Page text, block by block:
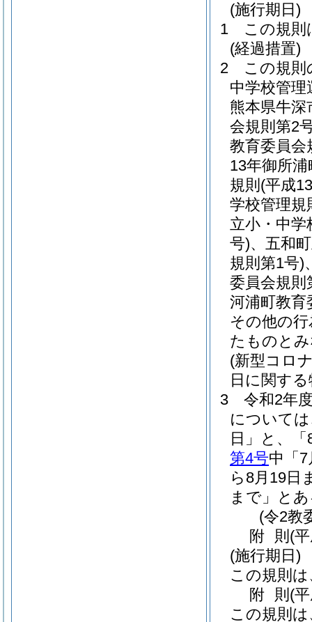
(施行期日)
1
この規則
(経過措置)
2
この規則
中学校管理
熊本県牛深
会規則第2
教育委員会
13年御所
規則 (平成
学校管理規
立小・中学
号)、五和
規則第1号)
委員会規則
河浦町教育
その他の
たものと
(新型コロ
日に関す
3
令和2年
について
日」と、
第4号中「
ら8月19日
まで」と
(令2教
附 則 (
(施行期日)
この規則
附 則 (
この規則